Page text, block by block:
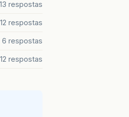
13 respostas
12 respostas
6 respostas
12 respostas